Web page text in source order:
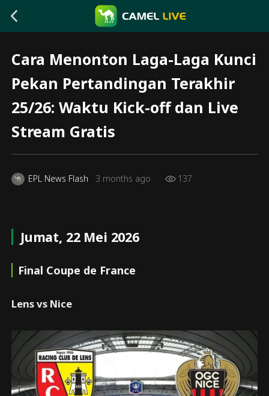
Cara Menonton Laga-Laga Kunci
Pekan Pertandingan Terakhir
25/26: Waktu Kick-off dan Live
Stream Gratis
EPL News Flash 3 months ago 137
Jumat, 22 Mei 2026
Final Coupe de France
Lens vs Nice